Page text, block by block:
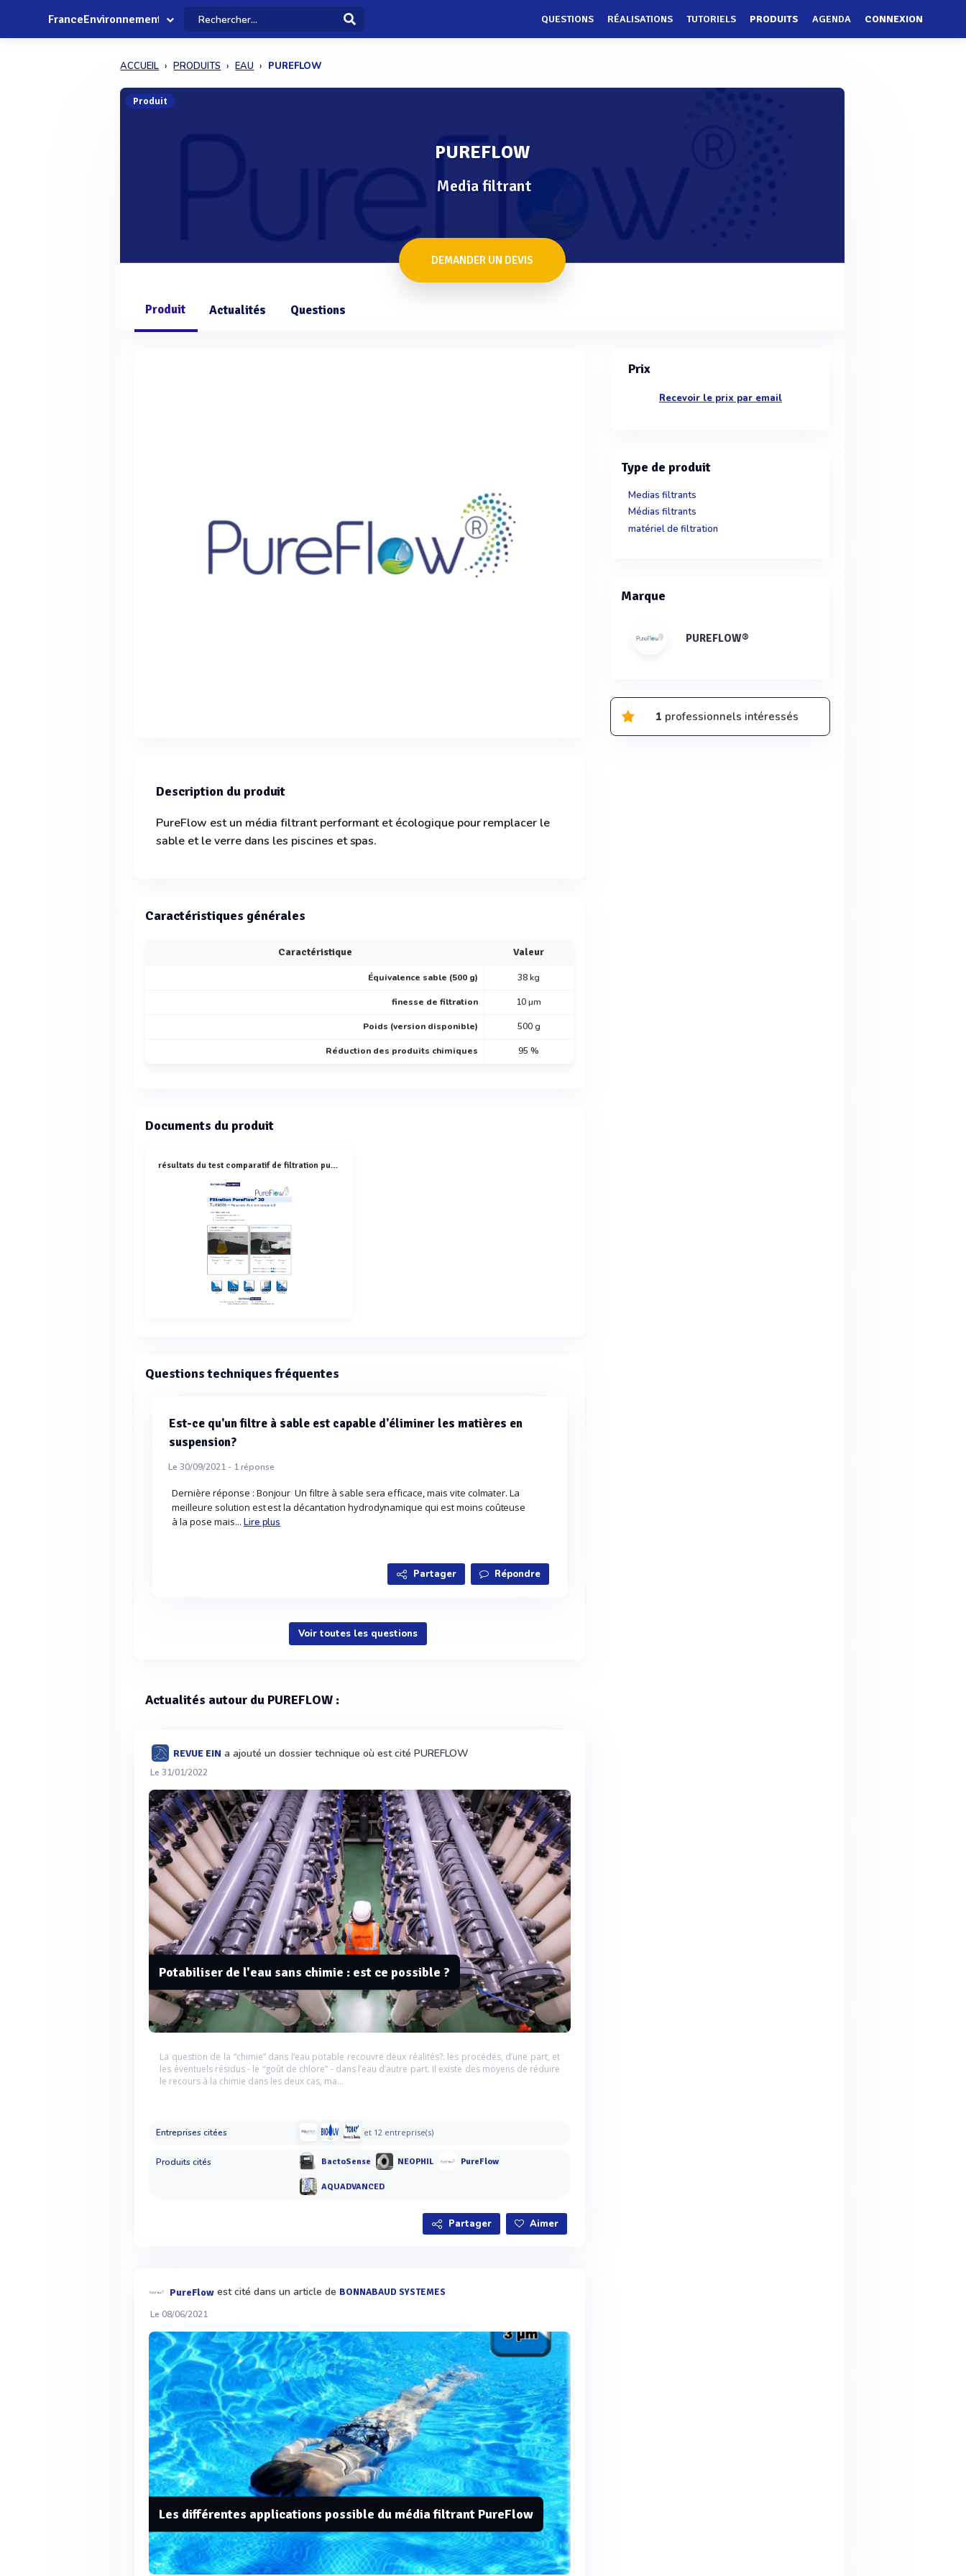
FranceEnvironnement QUESTIONS RÉALISATIONS TUTORIELS PRODUITS AGENDA CONNEXION
ACCUEIL PRODUITS EAU PUREFLOW
Produit
PUREFLOW
Media filtrant
DEMANDER UN DEVIS
Produit Actualités Questions
Description du produit
PureFlow est un média filtrant performant et écologique pour remplacer le
sable et le verre dans les piscines et spas.
Caractéristiques générales
Caractéristique Valeur
Équivalence sable (500 g) 38 kg
finesse de filtration 10 µm
Poids (version disponible) 500 g
Réduction des produits chimiques 95 %
Documents du produit
résultats du test comparatif de filtration pureflow 3d sur la turbidité
Questions techniques fréquentes
Est-ce qu'un filtre à sable est capable d'éliminer les matières en
suspension?
Le 30/09/2021 - 1réponse
Dernière réponse : Bonjour Un filtre à sable sera efficace, mais vite colmater. La
meilleure solution est est la décantation hydrodynamique qui est moins coûteuse
à la pose mais... Lire plus
Partager Répondre
Voir toutes les questions
Actualités autour du PUREFLOW :
REVUE EIN a ajouté un dossier technique où est cité PUREFLOW
Le 31/01/2022
Potabiliser de l'eau sans chimie : est ce possible ?
La question de la “chimie” dans l’eau potable recouvre deux réalités?: les procédés, d’une part, et
les éventuels résidus - le “goût de chlore” - dans l’eau d’autre part. Il existe des moyens de réduire
le recours à la chimie dans les deux cas, ma...
Entreprises citées et 12 entreprise(s)
Produits cités BactoSense NEOPHIL PureFlow
AQUADVANCED
Partager Aimer
PureFlow est cité dans un article de BONNABAUD SYSTEMES
Le 08/06/2021
Les différentes applications possible du média filtrant PureFlow
Prix
Recevoir le prix par email
Type de produit
Medias filtrants
Médias filtrants
matériel de filtration
Marque
PUREFLOW®
1 professionnels intéressés